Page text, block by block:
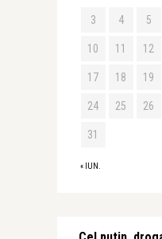
« IUN.
3 4 5
10 11 12
17 18 19
24 25 26
31